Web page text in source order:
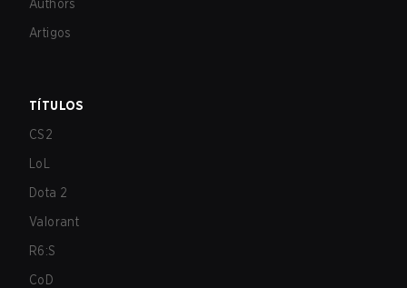
Authors
Artigos
TÍTULOS
CS2
LoL
Dota 2
Valorant
R6:S
CoD